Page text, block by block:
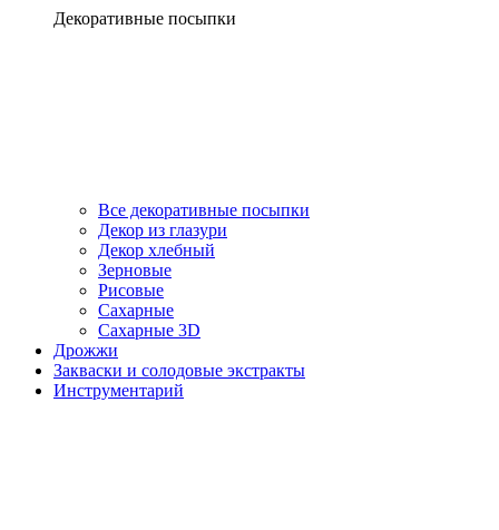
Декоративные посыпки
Все декоративные посыпки
Декор из глазури
Декор хлебный
Зерновые
Рисовые
Сахарные
Сахарные 3D
Дрожжи
Закваски и солодовые экстракты
Инструментарий